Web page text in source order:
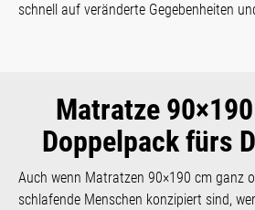
schnell auf veränderte Gegebenheiten
Matratze
Doppelpack fürs
Auch wenn Matratzen 90×190 cm ganz
schlafende Menschen konzipiert sind,